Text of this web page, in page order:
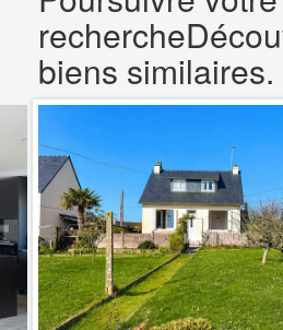
recherche
biens similaires.